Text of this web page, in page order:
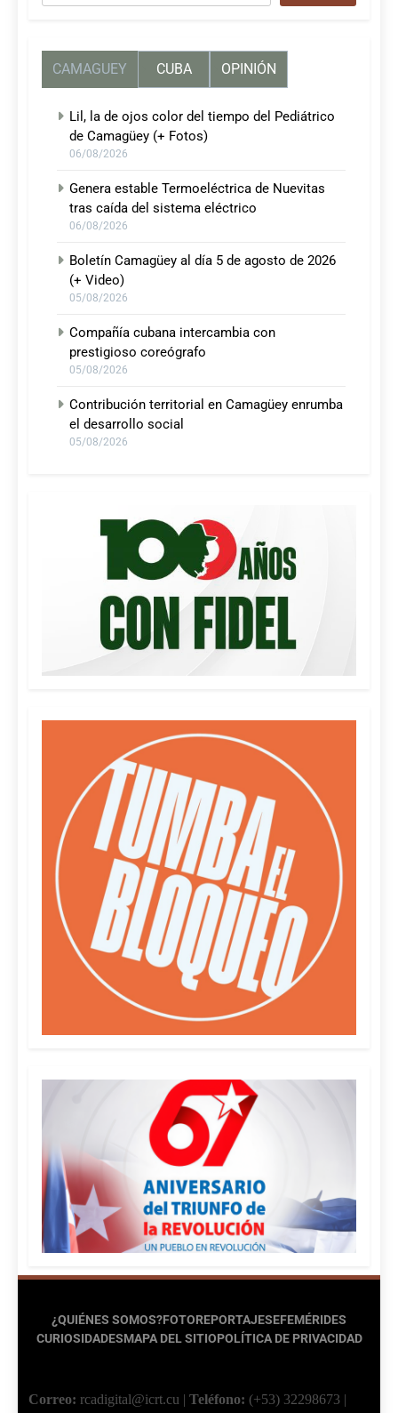
CAMAGUEY CUBA OPINIÓN
Lil, la de ojos color del tiempo del Pediátrico
de Camagüey (+ Fotos)
06/08/2026
Genera estable Termoeléctrica de Nuevitas
tras caída del sistema eléctrico
06/08/2026
Boletín Camagüey al día 5 de agosto de 2026
(+ Video)
05/08/2026
Compañía cubana intercambia con
prestigioso coreógrafo
05/08/2026
Contribución territorial en Camagüey enrumba
el desarrollo social
05/08/2026
¿QUIÉNES SOMOS?FOTOREPORTAJESEFEMÉRIDES
CURIOSIDADESMAPA DEL SITIOPOLÍTICA DE PRIVACIDAD
Correo: rcadigital@icrt.cu | Teléfono: (+53) 32298673 |